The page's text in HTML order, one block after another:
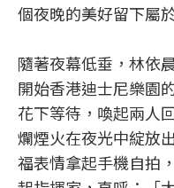
個夜晚的美好留下屬
隨著夜幕低垂，林依
開始香港迪士尼樂園
花下等待，喚起兩人
爛煙火在夜光中綻放
福表情拿起手機自拍